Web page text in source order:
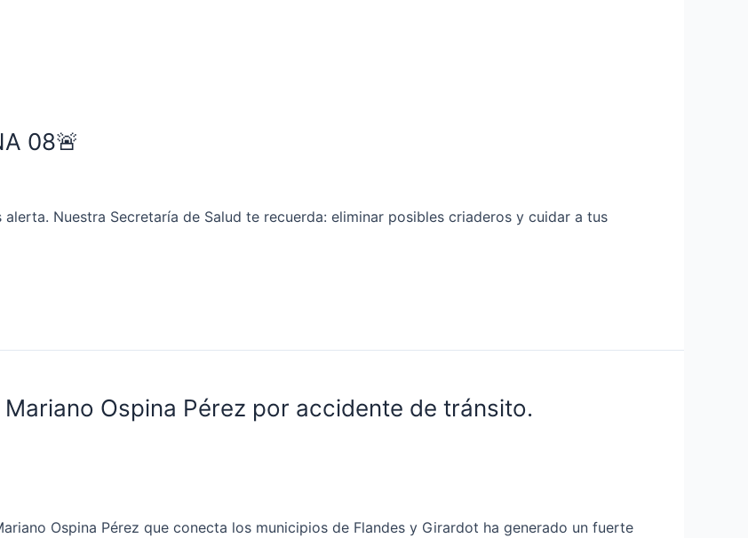
08🚨
Nuestra Secretaría de Salud te recuerda: eliminar posibles criaderos y cuidar a tus
Ospina Pérez por accidente de tránsito.
Ospina Pérez que conecta los municipios de Flandes y Girardot ha generado un fuerte